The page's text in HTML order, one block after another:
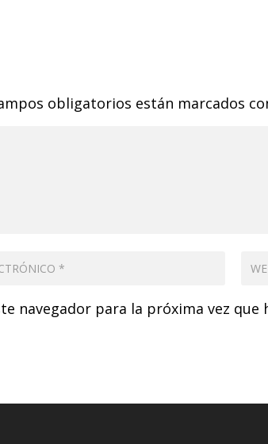
obligatorios están marcados
navegador para la próxima vez que